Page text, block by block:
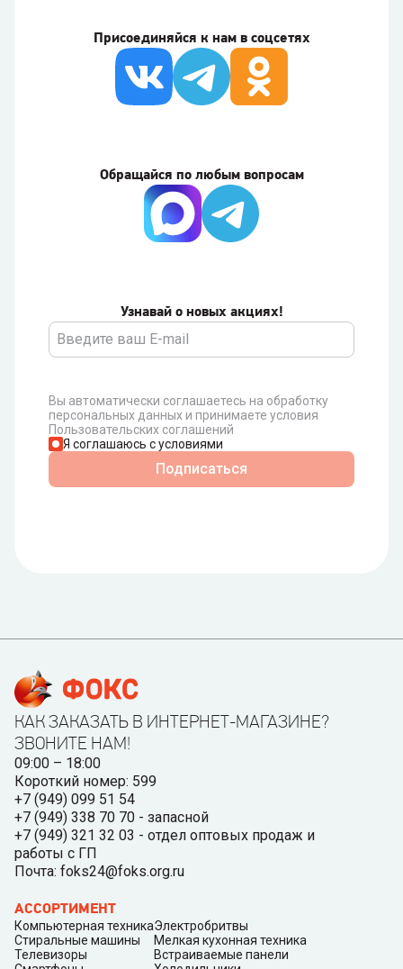
Присоединяйся к нам в соцсетях
Узнавай о новых акциях!
Вы автоматически соглашаетесь на обработку
персональных данных и принимаете условия
Пользовательских соглашений
Я соглашаюсь с условиями
Подписаться
Обращайся по любым вопросам
КАК ЗАКАЗАТЬ В ИНТЕРНЕТ-МАГАЗИНЕ?
ЗВОНИТЕ НАМ!
09:00 – 18:00
Короткий номер: 599
+7 (949) 099 51 54
+7 (949) 338 70 70 - запасной
+7 (949) 321 32 03 - отдел оптовых продаж и
работы с ГП
Почта: foks24@foks.org.ru
АССОРТИМЕНТ
Компьютерная техника
Стиральные машины
Телевизоры
Электробритвы
Мелкая кухонная техника
Встраиваемые панели